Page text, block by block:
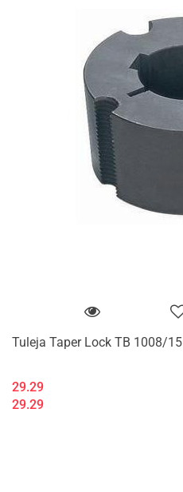
Tuleja Taper Lock TB 1008/15
29.29
29.29